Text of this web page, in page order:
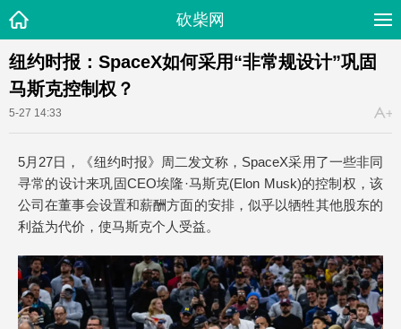
砍柴网
纽约时报：SpaceX如何采用“非常规设计”巩固
马斯克控制权？
5-27 14:33
5月27日，《纽约时报》周二发文称，SpaceX采用了一些非同
寻常的设计来巩固CEO埃隆·马斯克(Elon Musk)的控制权，该
公司在董事会设置和薪酬方面的安排，似乎以牺牲其他股东的
利益为代价，使马斯克个人受益。